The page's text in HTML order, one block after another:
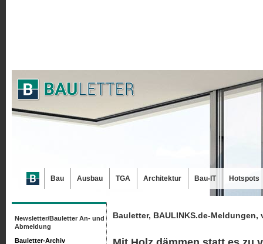
Bauletter, BAULINKS.de-Meldungen,
Newsletter/Bauletter An- und
Abmeldung
Bauletter-Archiv
Bau Ausbau TGA Architektur Bau-IT Hotspots